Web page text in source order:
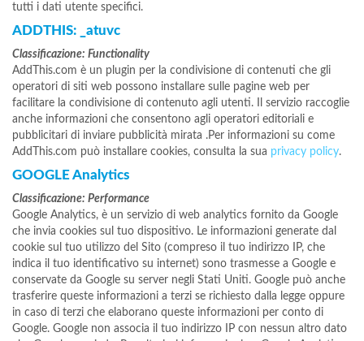
tutti i dati utente specifici.
ADDTHIS: _atuvc
Classificazione: Functionality
AddThis.com è un plugin per la condivisione di contenuti che gli
operatori di siti web possono installare sulle pagine web per
facilitare la condivisione di contenuto agli utenti. Il servizio raccoglie
anche informazioni che consentono agli operatori editoriali e
pubblicitari di inviare pubblicità mirata .Per informazioni su come
AddThis.com può installare cookies, consulta la sua privacy policy.
GOOGLE Analytics
Classificazione: Performance
Google Analytics, è un servizio di web analytics fornito da Google
che invia cookies sul tuo dispositivo. Le informazioni generate dal
cookie sul tuo utilizzo del Sito (compreso il tuo indirizzo IP, che
indica il tuo identificativo su internet) sono trasmesse a Google e
conservate da Google su server negli Stati Uniti. Google può anche
trasferire queste informazioni a terzi se richiesto dalla legge oppure
in caso di terzi che elaborano queste informazioni per conto di
Google. Google non associa il tuo indirizzo IP con nessun altro dato